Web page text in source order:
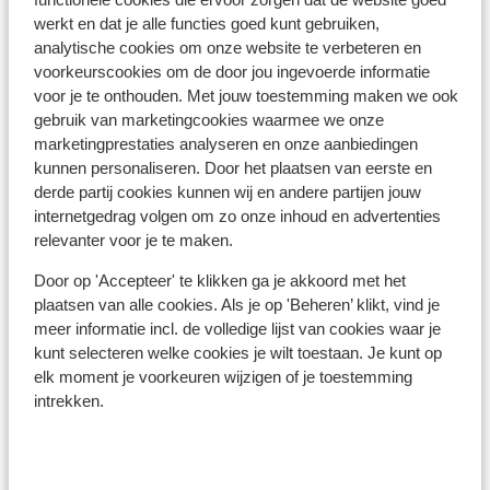
werkt en dat je alle functies goed kunt gebruiken,
analytische cookies om onze website te verbeteren en
voorkeurscookies om de door jou ingevoerde informatie
voor je te onthouden. Met jouw toestemming maken we ook
gebruik van marketingcookies waarmee we onze
marketingprestaties analyseren en onze aanbiedingen
kunnen personaliseren. Door het plaatsen van eerste en
derde partij cookies kunnen wij en andere partijen jouw
internetgedrag volgen om zo onze inhoud en advertenties
relevanter voor je te maken.
Door op 'Accepteer' te klikken ga je akkoord met het
plaatsen van alle cookies. Als je op 'Beheren’ klikt, vind je
meer informatie incl. de volledige lijst van cookies waar je
kunt selecteren welke cookies je wilt toestaan. Je kunt op
elk moment je voorkeuren wijzigen of je toestemming
intrekken.